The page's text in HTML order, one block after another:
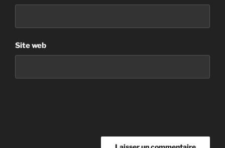
Site web